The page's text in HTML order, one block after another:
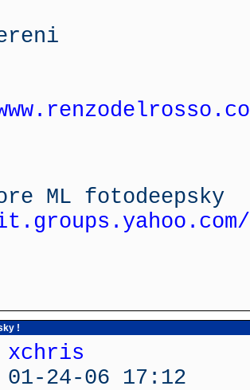
ML fotodeepsky
!
xchris
24-06 17:12